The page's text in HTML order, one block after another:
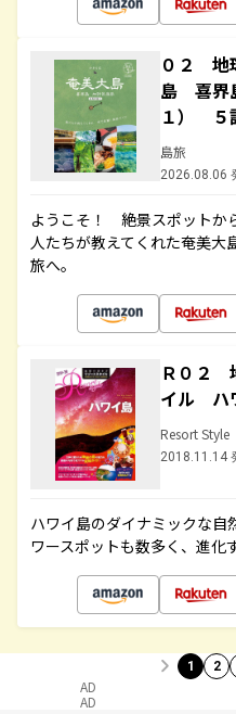
０２ 地
島 喜界
１） ５
島旅
2026.08.06
ようこそ！ 絶景スポットか
人たちが教えてくれた奄美大
旅へ。
Ｒ０２
イル ハ
Resort Style
2018.11.14
ハワイ島のダイナミックな自
ワースポットも数多く、進化
1 2
AD
AD